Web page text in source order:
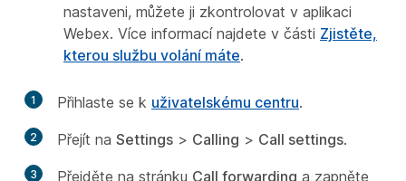
nastaveni, můžete ji zkontrolovat v aplikaci
Webex. Více informací najdete v části Zjistěte,
kterou službu volání máte.
1 Přihlaste se k uživatelskému centru.
2 Přejít na Settings > Calling > Call settings.
3 Přejděte na stránku Call forwarding a zapněte